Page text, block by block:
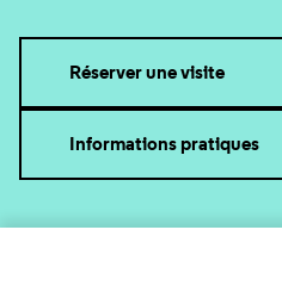
Réserver une visite
Informations pratiques